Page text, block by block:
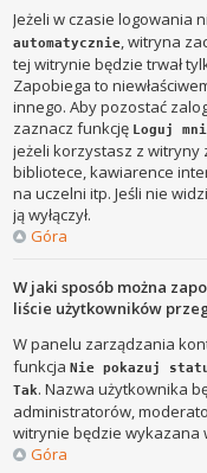
Jeżeli w czasie logowania
automatycznie, witryna
tej witrynie będzie trwał
Zapobiega to
innego. Aby pozostać
zaznacz funkcję Loguj
jeżeli korzystasz z witryny
bibliotece, kawiarence
na uczelni itp. Jeśli nie
ją wyłączył.
Góra
W jaki sposób można
liście użytkowników
W panelu zarządzania
funkcjaNie pokazuj
Tak. Nazwa użytkownika
administratorów,
witrynie będzie wykazana
Góra